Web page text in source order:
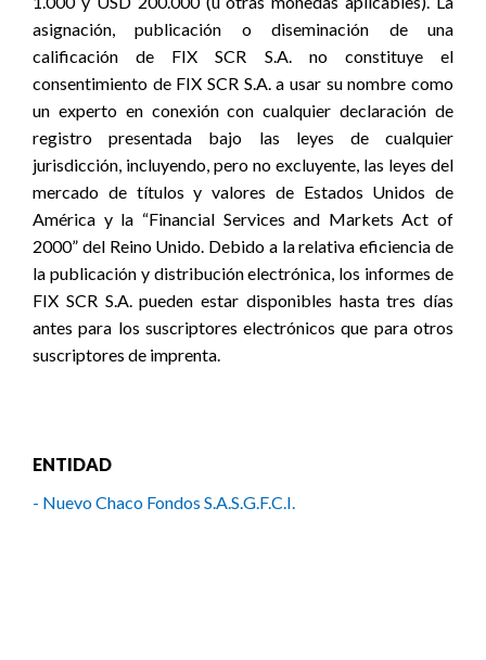
asignación, publicación o diseminación de una
calificación de FIX SCR S.A. no constituye el
consentimiento de FIX SCR S.A. a usar su nombre como
un experto en conexión con cualquier declaración de
registro presentada bajo las leyes de cualquier
jurisdicción, incluyendo, pero no excluyente, las leyes del
mercado de títulos y valores de Estados Unidos de
América y la “Financial Services and Markets Act of
2000” del Reino Unido. Debido a la relativa eficiencia de
la publicación y distribución electrónica, los informes de
FIX SCR S.A. pueden estar disponibles hasta tres días
antes para los suscriptores electrónicos que para otros
suscriptores de imprenta.
ENTIDAD
- Nuevo Chaco Fondos S.A.S.G.F.C.I.